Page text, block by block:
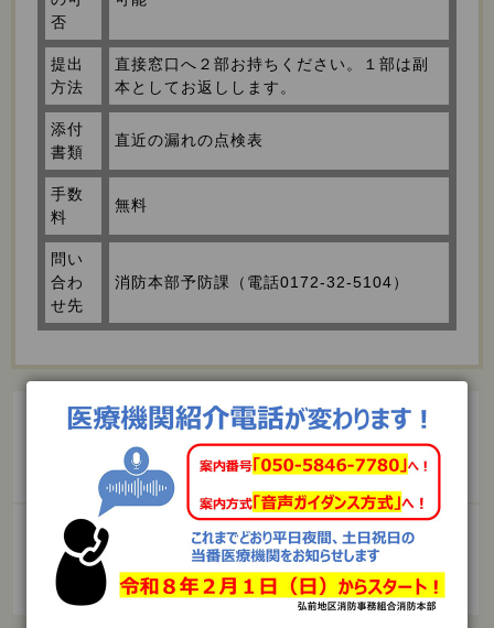
否
提出
方法
直接窓口へ２部お持ちください。１部は副
本としてお返しします。
添付
書類
直近の漏れの点検表
手数
料
無料
問い
合わ
せ先
消防本部予防課（電話0172-32-5104）
お知らせ 組合の紹介 防災教育
火災予防 救急 入札・契約